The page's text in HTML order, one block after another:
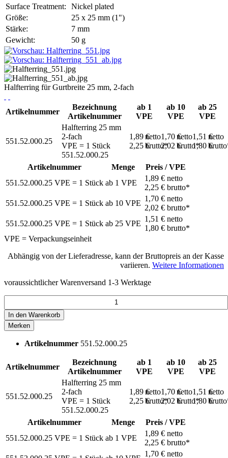
Surface Treatment:
Nickel plated
Größe:
25 x 25 mm (1")
Stärke:
7 mm
Gewicht:
50 g
Halfterring für Gurtbreite 25 mm, 2-fach
Artikelnummer
Bezeichnung
Artikelnummer
ab 1
VPE
ab 10
VPE
ab 25
VPE
551.52.000.25
Halfterring 25 mm
2-fach
VPE = 1 Stück
551.52.000.25
1,89 €netto
2,25 €brutto*
1,70 €netto
2,02 €brutto*
1,51 €netto
1,80 €
Artikelnummer Menge
Preis / VPE
551.52.000.25 VPE = 1 Stück ab 1 VPE
1,89 €netto
2,25 €brutto*
551.52.000.25 VPE = 1 Stück ab 10 VPE
1,70 €netto
2,02 €brutto*
551.52.000.25 VPE = 1 Stück ab 25 VPE
1,51 €netto
1,80 €brutto*
VPE = Verpackungseinheit
Abhängig von der Lieferadresse, kann der Bruttopreis an der Kasse
variieren. Weitere Informationen
voraussichtlicher Warenversand 1-3 Werktage
In den Warenkorb
Merken
Artikelnummer 551.52.000.25
Artikelnummer
Bezeichnung
Artikelnummer
ab 1
VPE
ab 10
VPE
ab 25
VPE
551.52.000.25
Halfterring 25 mm
2-fach
VPE = 1 Stück
551.52.000.25
1,89 €netto
2,25 €brutto*
1,70 €netto
2,02 €brutto*
1,51 €netto
1,80 €
Artikelnummer Menge
Preis / VPE
551.52.000.25 VPE = 1 Stück ab 1 VPE
1,89 €netto
2,25 €brutto*
1,70 €netto